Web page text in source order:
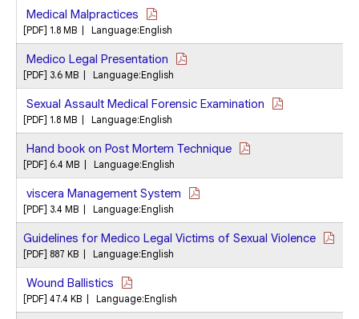
Medical Malpractices
[PDF] 1.8 MB | Language:English
Medico Legal Presentation
[PDF] 3.6 MB | Language:English
Sexual Assault Medical Forensic Examination
[PDF] 1.8 MB | Language:English
Hand book on Post Mortem Technique
[PDF] 6.4 MB | Language:English
viscera Management System
[PDF] 3.4 MB | Language:English
Guidelines for Medico Legal Victims of Sexual Violence
[PDF] 887 KB | Language:English
Wound Ballistics
[PDF] 47.4 KB | Language:English